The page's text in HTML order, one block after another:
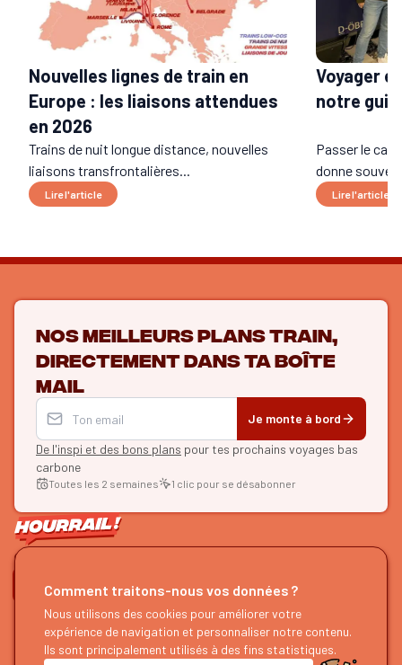
Nouvelles lignes de train en
Europe : les liaisons attendues
en 2026
Trains de nuit longue distance, nouvelles
liaisons transfrontalières...
Lire l'article
Voyager
notre
Passer le cap
donne
Lire l'article
Nos meilleurs plans train,
directement dans ta boîte
mail
Je monte à bord
De l'inspi et des bons plans pour tes prochains voyages bas
carbone
Toutes les 2 semaines 1 clic pour se désabonner
ON SE SUIT ?
HOURRAIL !
À propos
Devenir partenaire
EXPLORER
Recherche d'itinéraires
Nos guides
Comment traitons-nous vos données ?
Nous utilisons des cookies pour améliorer votre
expérience de navigation et personnaliser notre contenu.
Ils sont principalement utilisés à des fins statistiques.